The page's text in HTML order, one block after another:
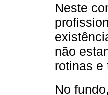
Neste
não
rotinas e
No